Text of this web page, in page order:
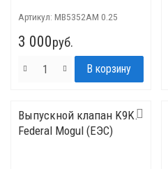
Артикул: MB5352AM 0.25
3 000руб.
Выпускной клапан K9K.
Federal Mogul (ЕЭС)